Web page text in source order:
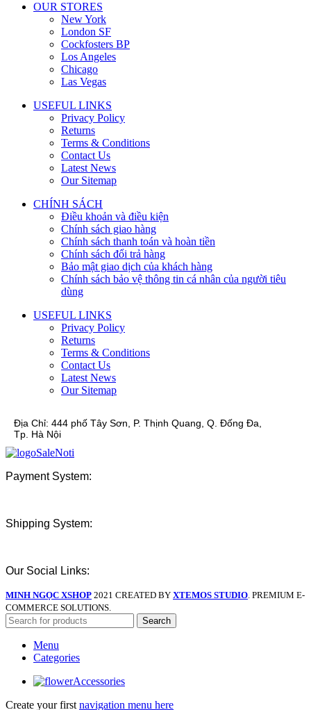
OUR STORES
New York
London SF
Cockfosters BP
Los Angeles
Chicago
Las Vegas
USEFUL LINKS
Privacy Policy
Returns
Terms & Conditions
Contact Us
Latest News
Our Sitemap
CHÍNH SÁCH
Điều khoản và điều kiện
Chính sách giao hàng
Chính sách thanh toán và hoàn tiền
Chính sách đổi trả hàng
Bảo mật giao dịch của khách hàng
Chính sách bảo vệ thông tin cá nhân của người tiêu
dùng
USEFUL LINKS
Privacy Policy
Returns
Terms & Conditions
Contact Us
Latest News
Our Sitemap
Địa Chỉ: 444 phố Tây Sơn, P. Thịnh Quang, Q. Đống Đa,
Tp. Hà Nội
Payment System:
Shipping System:
Our Social Links:
MINH NGỌC XSHOP 2021 CREATED BY XTEMOS STUDIO. PREMIUM E-
COMMERCE SOLUTIONS.
Search
Menu
Categories
Accessories
Create your first navigation menu here